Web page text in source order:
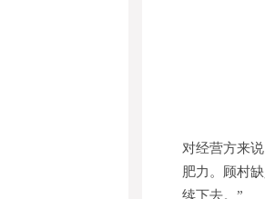
对经营方来
肥力。顾村
续下去。”